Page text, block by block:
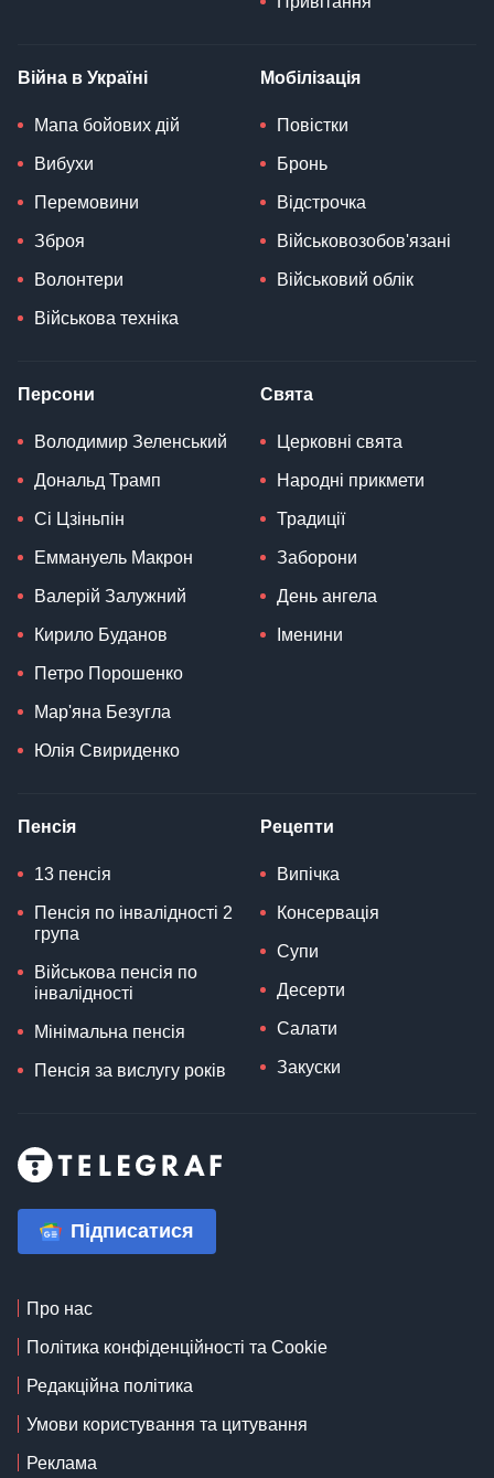
Війна в Україні
Мапа бойових дій
Вибухи
Перемовини
Зброя
Волонтери
Військова техніка
Мобілізація
Повістки
Бронь
Відстрочка
Військовозобов'язані
Військовий облік
Персони
Володимир Зеленський
Дональд Трамп
Сі Цзіньпін
Еммануель Макрон
Валерій Залужний
Кирило Буданов
Петро Порошенко
Мар'яна Безугла
Юлія Свириденко
Свята
Церковні свята
Народні прикмети
Традиції
Заборони
День ангела
Іменини
Пенсія
13 пенсія
Пенсія по інвалідності 2
група
Військова пенсія по
інвалідності
Мінімальна пенсія
Пенсія за вислугу років
Рецепти
Випічка
Консервація
Супи
Десерти
Салати
Закуски
Підписатися
Про нас
Політика конфіденційності та Cookie
Редакційна політика
Умови користування та цитування
Реклама